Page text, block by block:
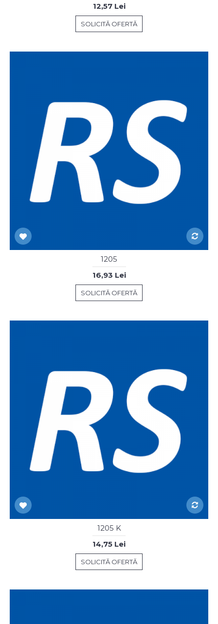
12,57 Lei
SOLICITĂ OFERTĂ
1205
16,93 Lei
SOLICITĂ OFERTĂ
1205 K
14,75 Lei
SOLICITĂ OFERTĂ